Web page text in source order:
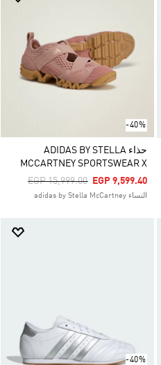
-40%
حذاء ADIDAS BY STELLA
MCCARTNEY SPORTSWEAR X
Price Reduced From
EGP 15,999.00ToEGP 9,599.40
النساء adidas by Stella McCartney
-40%